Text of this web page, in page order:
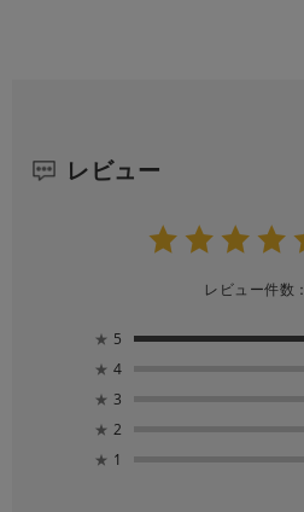
レビュー
レビュー件数：
★ 5
★ 4
★ 3
★ 2
★ 1